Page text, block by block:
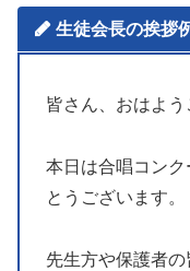
生徒会長の挨拶
皆さん、おはよう
本日は合唱コン
とうございます。
先生方や保護者